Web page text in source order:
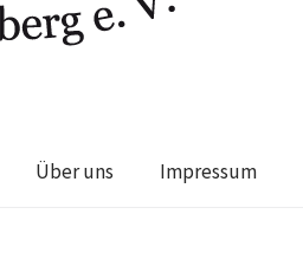
Über uns Impressum